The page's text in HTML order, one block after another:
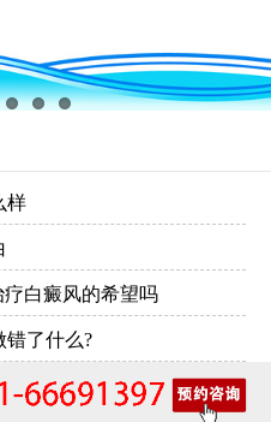
样
疗白癜风的希望吗
错了什么?